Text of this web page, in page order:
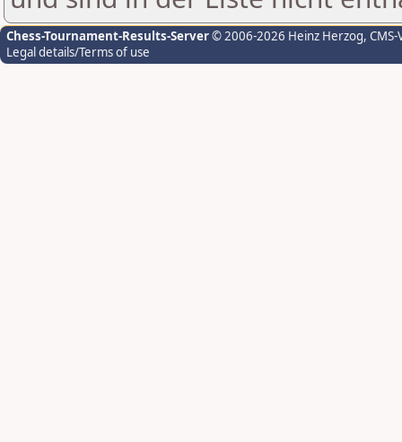
Chess-Tournament-Results-Server© 2006-2026 Heinz Herzog,
Legal details/Terms of use